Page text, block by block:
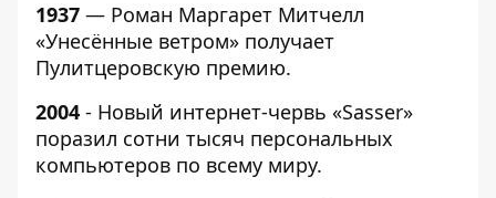
1937 — Роман Маргарет Митчелл
«Унесённые ветром» получает
Пулитцеровскую премию.
2004 - Новый интернет-червь «Sasser»
поразил сотни тысяч персональных
компьютеров по всему миру.